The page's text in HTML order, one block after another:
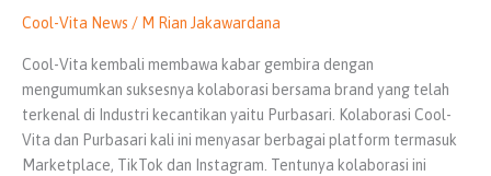
Cool-Vita News / M Rian Jakawardana
Cool-Vita kembali membawa kabar gembira dengan
mengumumkan suksesnya kolaborasi bersama brand yang telah
terkenal di Industri kecantikan yaitu Purbasari. Kolaborasi Cool-
Vita dan Purbasari kali ini menyasar berbagai platform termasuk
Marketplace, TikTok dan Instagram. Tentunya kolaborasi ini
Dapatkan
Dirimu
dari
Dalam
dan
Luar